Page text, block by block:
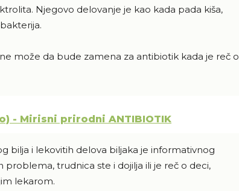
Njegovo delovanje je kao kada pada kiša,
može da bude zamena za antibiotik kada je reč o
- Mirisni prirodni ANTIBIOTIK
bilja i lekovitih delova biljaka je informativnog
trudnica ste i dojilja ili je reč o deci,
lekarom.